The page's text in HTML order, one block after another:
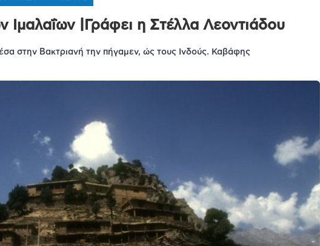
|Γράφει η Στέλλα Λεοντιάδου
στην Bακτριανή την πήγαμεν, ώς τους Iνδούς. Καβάφης